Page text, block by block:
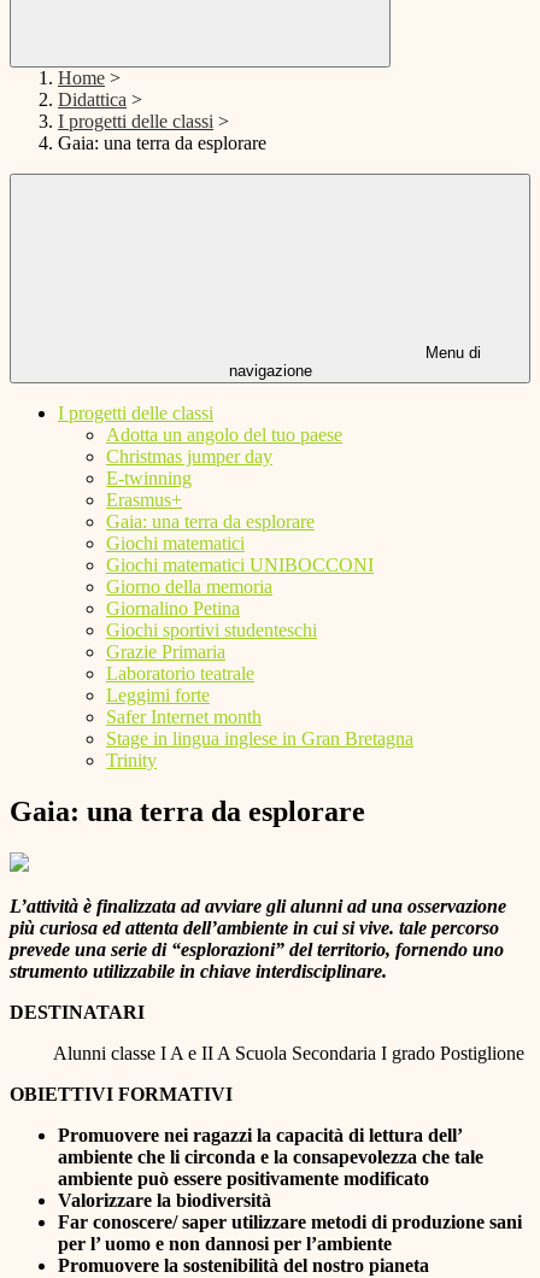
Home >
Didattica >
I progetti delle classi >
Gaia: una terra da esplorare
Menu di
navigazione
I progetti delle classi
Adotta un angolo del tuo paese
Christmas jumper day
E-twinning
Erasmus+
Gaia: una terra da esplorare
Giochi matematici
Giochi matematici UNIBOCCONI
Giorno della memoria
Giornalino Petina
Giochi sportivi studenteschi
Grazie Primaria
Laboratorio teatrale
Leggimi forte
Safer Internet month
Stage in lingua inglese in Gran Bretagna
Trinity
Gaia: una terra da esplorare
L’attività è finalizzata ad avviare gli alunni ad una osservazione
più curiosa ed attenta dell’ambiente in cui si vive. tale percorso
prevede una serie di “esplorazioni” del territorio, fornendo uno
strumento utilizzabile in chiave interdisciplinare.
DESTINATARI
Alunni classe I A e II A Scuola Secondaria I grado Postiglione
OBIETTIVI FORMATIVI
Promuovere nei ragazzi la capacità di lettura dell’
ambiente che li circonda e la consapevolezza che tale
ambiente può essere positivamente modificato
Valorizzare la biodiversità
Far conoscere/ saper utilizzare metodi di produzione sani
per l’ uomo e non dannosi per l’ambiente
Promuovere la sostenibilità del nostro pianeta